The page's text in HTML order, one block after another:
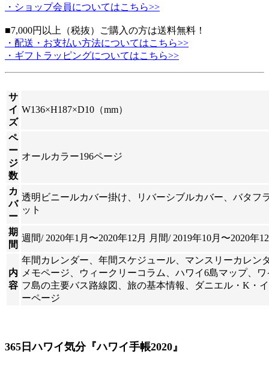
・ショップ会員についてはこちら>>
■7,000円以上（税抜）ご購入の方は送料無料！
・配送・お支払い方法についてはこちら>>
・ギフトラッピングについてはこちら>>
サ
イ
ズ
W136×H187×D10（mm）
ペ
ー
ジ
数
オールカラー196ページ
カ
バ
ー
透明ビニールカバー掛け、リバーシブルカバー、バタフ
ット
期
間
週間/ 2020年1月〜2020年12月 月間/ 2019年10月〜2020年
内
容
年間カレンダー、年間スケジュール、マンスリーカレン
メモページ、ウィークリーコラム、ハワイ6島マップ、
フ島の主要バス路線図、旅の基本情報、ダニエル・K・
ーページ
365日ハワイ気分『ハワイ手帳2020』